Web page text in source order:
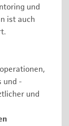
und
ist auch
und -
und